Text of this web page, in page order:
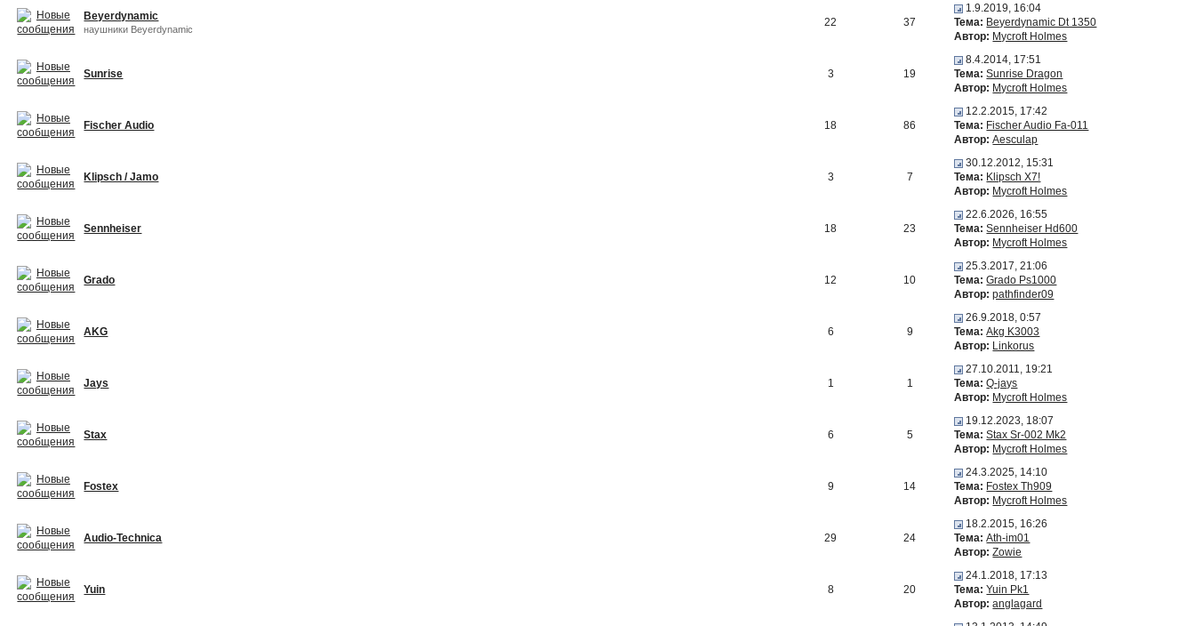
Beyerdynamic
наушники Beyerdynamic
22 37
1.9.2019, 16:04
Тема: Beyerdynamic Dt 1350
Автор: Mycroft Holmes
Sunrise 3 19
8.4.2014, 17:51
Тема: Sunrise Dragon
Автор: Mycroft Holmes
Fischer Audio 18 86
12.2.2015, 17:42
Тема: Fischer Audio Fa-011
Автор: Aesculap
Klipsch / Jamo 3 7
30.12.2012, 15:31
Тема: Klipsch X7!
Автор: Mycroft Holmes
Sennheiser 18 23
22.6.2026, 16:55
Тема: Sennheiser Hd600
Автор: Mycroft Holmes
Grado 12 10
25.3.2017, 21:06
Тема: Grado Ps1000
Автор: pathfinder09
AKG 6 9
26.9.2018, 0:57
Тема: Akg K3003
Автор: Linkorus
Jays 1 1
27.10.2011, 19:21
Тема: Q-jays
Автор: Mycroft Holmes
Stax 6 5
19.12.2023, 18:07
Тема: Stax Sr-002 Mk2
Автор: Mycroft Holmes
Fostex 9 14
24.3.2025, 14:10
Тема: Fostex Th909
Автор: Mycroft Holmes
Audio-Technica 29 24
18.2.2015, 16:26
Тема: Ath-im01
Автор: Zowie
Yuin 8 20
24.1.2018, 17:13
Тема: Yuin Pk1
Автор: anglagard